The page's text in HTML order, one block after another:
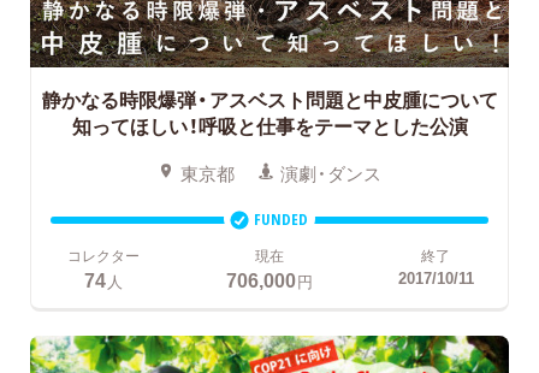
静かなる時限爆弾・アスベスト問題と中皮腫について
知ってほしい！呼吸と仕事をテーマとした公演
東京都 演劇・ダンス
FUNDED
コレクター
74 人
現在
706,000円
終了
2017/10/11